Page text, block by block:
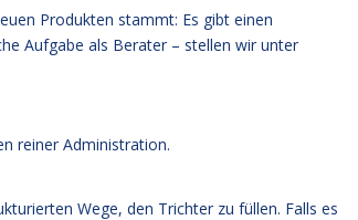
Produkten stammt: Es gibt einen
Aufgabe als Berater – stellen wir unter
reiner Administration.
Wege, den Trichter zu füllen. Falls es